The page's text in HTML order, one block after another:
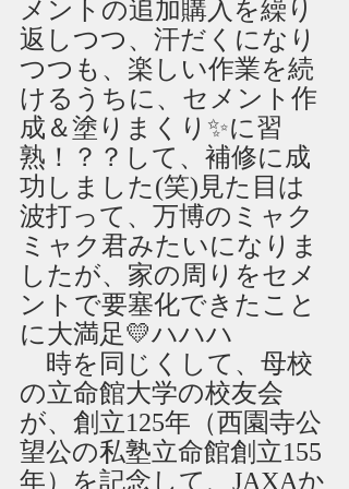
メントの追加購入を繰り
返しつつ、汗だくになり
つつも、楽しい作業を続
けるうちに、セメント作
成＆塗りまくり✨に習
熟！？？して、補修に成
功しました(笑)見た目は
波打って、万博のミャク
ミャク君みたいになりま
したが、家の周りをセメ
ントで要塞化できたこと
に大満足💛ハハハ
時を同じくして、母校
の立命館大学の校友会
が、創立125年（西園寺公
望公の私塾立命館創立155
年）を記念して、JAXAか